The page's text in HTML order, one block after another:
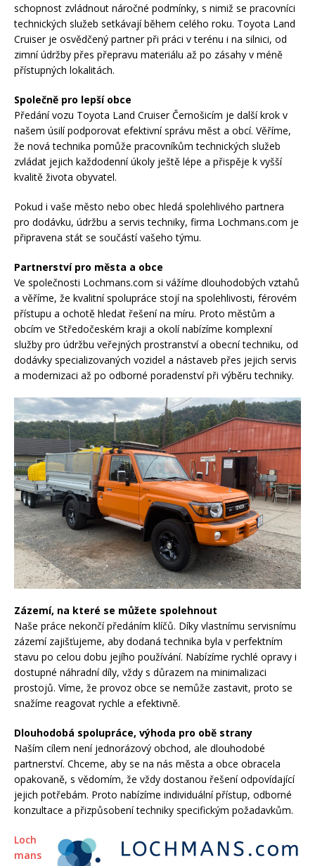
schopnost zvládnout náročné podmínky, s nimiž se pracovníci
technických služeb setkávají během celého roku. Toyota Land
Cruiser je osvědčený partner při práci v terénu i na silnici, od
zimní údržby přes přepravu materiálu až po zásahy v méně
přístupných lokalitách.
Společně pro lepší obce
Předání vozu Toyota Land Cruiser Černošicím je další krok v
našem úsilí podporovat efektivní správu měst a obcí. Věříme,
že nová technika pomůže pracovníkům technických služeb
zvládat jejich každodenní úkoly ještě lépe a přispěje k vyšší
kvalitě života obyvatel.
Pokud i vaše město nebo obec hledá spolehlivého partnera
pro dodávku, údržbu a servis techniky, firma Lochmans.com je
připravena stát se součástí vašeho týmu.
Partnerství pro města a obce
Ve společnosti Lochmans.com si vážíme dlouhodobých vztahů
a věříme, že kvalitní spolupráce stojí na spolehlivosti, férovém
přístupu a ochotě hledat řešení na míru. Proto městům a
obcím ve Středočeském kraji a okolí nabízíme komplexní
služby pro údržbu veřejných prostranství a obecní techniku, od
dodávky specializovaných vozidel a nástaveb přes jejich servis
a modernizaci až po odborné poradenství při výběru techniky.
Zázemí, na které se můžete spolehnout
Naše práce nekončí předáním klíčů. Díky vlastnímu servisnímu
zázemí zajišťujeme, aby dodaná technika byla v perfektním
stavu po celou dobu jejího používání. Nabízíme rychlé opravy i
dostupné náhradní díly, vždy s důrazem na minimalizaci
prostojů. Víme, že provoz obce se nemůže zastavit, proto se
snažíme reagovat rychle a efektivně.
Dlouhodobá spolupráce, výhoda pro obě strany
Naším cílem není jednorázový obchod, ale dlouhodobé
partnerství. Chceme, aby se na nás města a obce obracela
opakovaně, s vědomím, že vždy dostanou řešení odpovídající
jejich potřebám. Proto nabízíme individuální přístup, odborné
konzultace a přizpůsobení techniky specifickým požadavkům.
Loch
mans